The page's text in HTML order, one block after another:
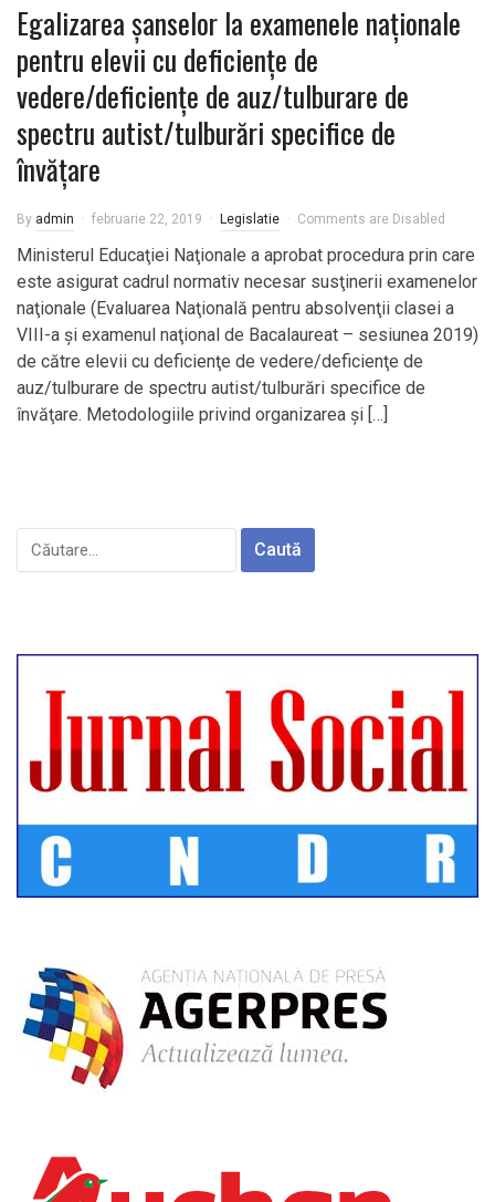
Egalizarea şanselor la examenele naţionale
pentru elevii cu deficienţe de
vedere/deficienţe de auz/tulburare de
spectru autist/tulburări specifice de
învăţare
By admin februarie 22, 2019 Legislatie Comments are Disabled
Ministerul Educaţiei Naţionale a aprobat procedura prin care
este asigurat cadrul normativ necesar susţinerii examenelor
naţionale (Evaluarea Naţională pentru absolvenţii clasei a
VIII-a şi examenul naţional de Bacalaureat – sesiunea 2019)
de către elevii cu deficienţe de vedere/deficienţe de
auz/tulburare de spectru autist/tulburări specifice de
învăţare. Metodologiile privind organizarea şi […]
Caută
după: